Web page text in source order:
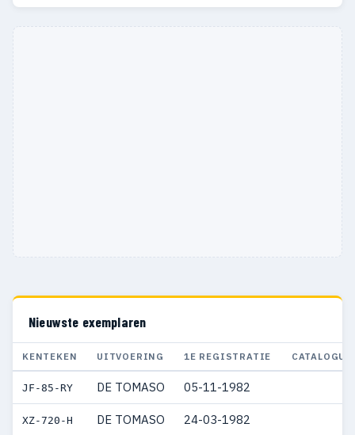
Nieuwste exemplaren
KENTEKEN UITVOERING 1E REGISTRATIE
JF-85-RY DE TOMASO 05-11-1982
XZ-720-H DE TOMASO 24-03-1982